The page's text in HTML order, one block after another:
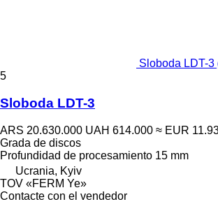
Sloboda LDT-
5
Sloboda LDT-3
ARS 20.630.000 UAH 614.000 ≈ EUR
Grada de discos
Profundidad de procesamiento 15 mm
Ucrania, Kyiv
TOV «FERM Ye»
Contacte con el vendedor